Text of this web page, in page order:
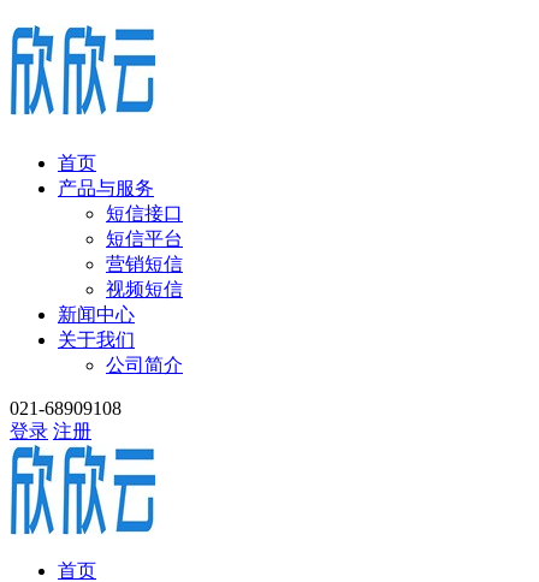
首页
产品与服务
短信接口
短信平台
营销短信
视频短信
新闻中心
关于我们
公司简介
021-68909108
登录 注册
首页